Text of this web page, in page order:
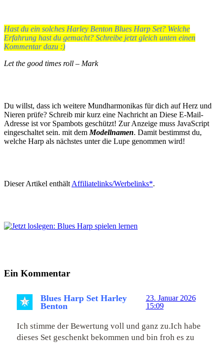
Hast du ein solches Harley Benton Blues Harp Set? Welche
Erfahrung hast du gemacht? Schreibe jetzt gleich unten einen
Kommentar dazu :)
Let the good times roll – Mark
Du willst, dass ich weitere Mundharmonikas für dich auf Herz und
Nieren prüfe? Schreib mir kurz eine Nachricht an Diese E-Mail-
Adresse ist vor Spambots geschützt! Zur Anzeige muss JavaScript
eingeschaltet sein. mit dem Modellnamen. Damit bestimmst du,
welche Harp als nächstes unter die Lupe genommen wird!
Dieser Artikel enthält Affiliatelinks/Werbelinks*.
Ein Kommentar
Blues Harp Set Harley
Benton
23. Januar 2026
15:09
Ich stimme der Bewertung voll und ganz zu.Ich habe
dieses Set geschenkt bekommen und bin froh es zu